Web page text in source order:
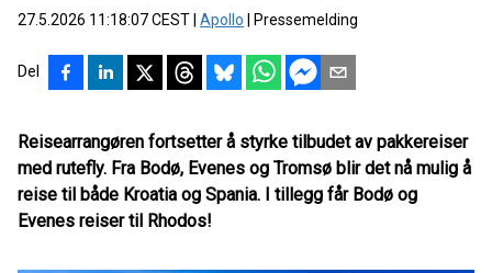
27.5.2026 11:18:07 CEST Apollo Pressemelding
Del
Reisearrangøren fortsetter å styrke tilbudet av pakkereiser
med rutefly. Fra Bodø, Evenes og Tromsø blir det nå mulig å
reise til både Kroatia og Spania. I tillegg får Bodø og
Evenes reiser til Rhodos!